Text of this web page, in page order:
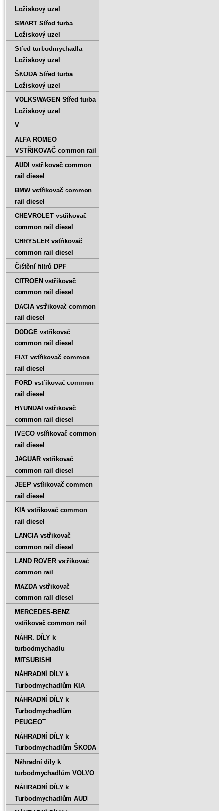
Ložiskový uzel
SMART Střed turba
Ložiskový uzel
Střed turbodmychadla
Ložiskový uzel
ŠKODA Střed turba
Ložiskový uzel
VOLKSWAGEN Střed turba
Ložiskový uzel
V
ALFA ROMEO
VSTŘIKOVAČ common rail
AUDI vstřikovač common
rail diesel
BMW vstřikovač common
rail diesel
CHEVROLET vstřikovač
common rail diesel
CHRYSLER vstřikovač
common rail diesel
Čištění filtrů DPF
CITROEN vstřikovač
common rail diesel
DACIA vstřikovač common
rail diesel
DODGE vstřikovač
common rail diesel
FIAT vstřikovač common
rail diesel
FORD vstřikovač common
rail diesel
HYUNDAI vstřikovač
common rail diesel
IVECO vstřikovač common
rail diesel
JAGUAR vstřikovač
common rail diesel
JEEP vstřikovač common
rail diesel
KIA vstřikovač common
rail diesel
LANCIA vstřikovač
common rail diesel
LAND ROVER vstřikovač
common rail
MAZDA vstřikovač
common rail diesel
MERCEDES-BENZ
vstřikovač common rail
NÁHR. DÍLY k
turbodmychadlu
MITSUBISHI
NÁHRADNÍ DÍLY k
Turbodmychadlům KIA
NÁHRADNÍ DÍLY k
Turbodmychadlům
PEUGEOT
NÁHRADNÍ DÍLY k
Turbodmychadlům ŠKODA
Náhradní díly k
turbodmychadlům VOLVO
NÁHRADNÍ DÍLY k
Turbodmychadlům AUDI